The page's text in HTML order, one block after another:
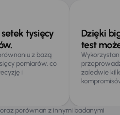
tysięcy
z bazą
pomiarów, co
i
Dzięki
test
zaledwie
porównań z innymi badanymi